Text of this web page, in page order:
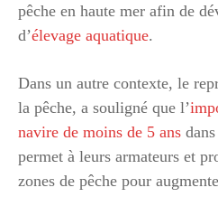
pêche en haute mer afin de
d’élevage aquatique.
Dans un autre contexte, le
la pêche, a souligné que l’
navire de moins de 5 ans
permet à leurs armateurs et
zones de pêche pour